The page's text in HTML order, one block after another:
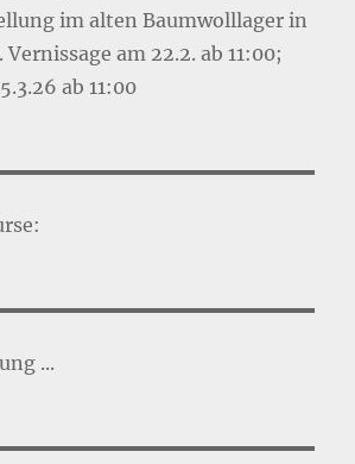
im alten Baumwolllager in
am 22.2. ab 11:00;
ab 11:00
...